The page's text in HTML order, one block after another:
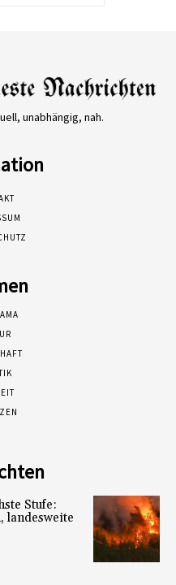
unabhängig, nah.
Stufe:
landesweite